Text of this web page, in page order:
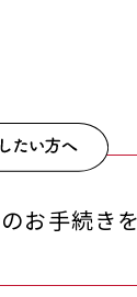
お手続き